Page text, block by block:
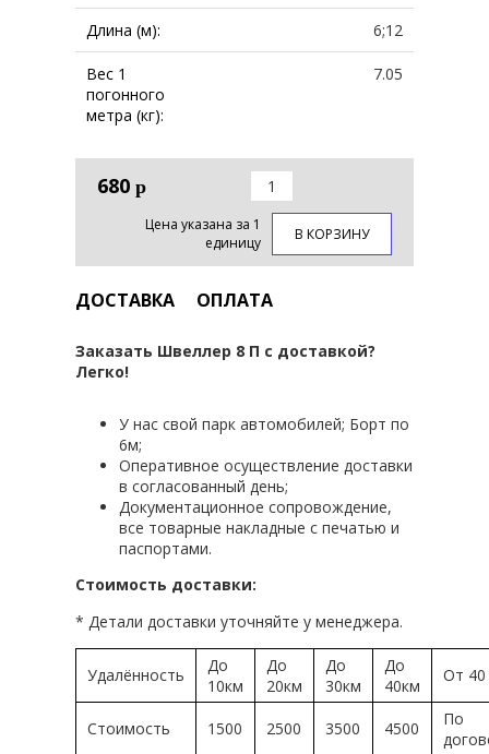
Длина (м): 6;12
Вес 1
погонного
метра (кг):
7.05
680 р
Цена указана за 1
единицу
В КОРЗИНУ
ДОСТАВКА ОПЛАТА
Заказать Швеллер 8 П с доставкой?
Легко!
У нас свой парк автомобилей; Борт по
6м;
Оперативное осуществление доставки
в согласованный день;
Документационное сопровождение,
все товарные накладные с печатью и
паспортами.
Стоимость доставки:
* Детали доставки уточняйте у менеджера.
Удалённость
До
10км
До
20км
До
30км
До
40км
От 40
Стоимость 1500 2500 3500 4500
По